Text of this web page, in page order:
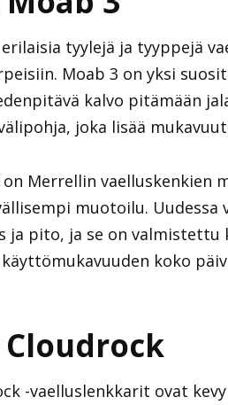
​​tyylejä ja tyyppejä
Moab 3 on yksi
kalvo pitämään
joka lisää
Merrellin vaelluskenkien
muotoilu. Uudessa
ja pito, ja se on
käyttömukavuuden koko
-vaelluslenkkarit ovat